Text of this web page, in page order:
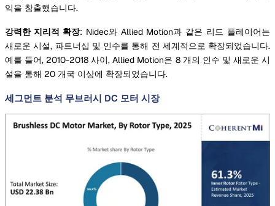
익을 창출했습니다.
강력한 지리적 확장: Nidec와 Allied Motion과 같은 리드 플레이어는
새로운 시설, 파트너십 및 인수를 통해 전 세계적으로 확장되었습니다.
예를 들어, 2010-2018 사이, Allied Motion은 8 개의 인수 및 새로운 시
설을 통해 20 개국 이상에 확장되었습니다.
세그먼트 분석 무브러시 DC 모터 시장